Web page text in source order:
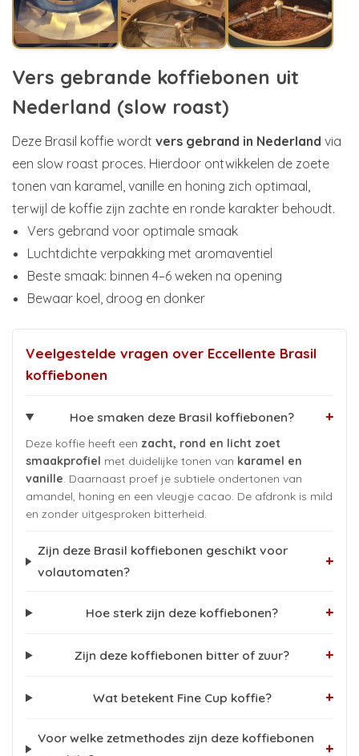
Vers gebrande koffiebonen uit
Nederland (slow roast)
Deze Brasil koffie wordt vers gebrand in Nederland via
een slow roast proces. Hierdoor ontwikkelen de zoete
tonen van karamel, vanille en honing zich optimaal,
terwijl de koffie zijn zachte en ronde karakter behoudt.
Vers gebrand voor optimale smaak
Luchtdichte verpakking met aromaventiel
Beste smaak: binnen 4–6 weken na opening
Bewaar koel, droog en donker
Veelgestelde vragen over Eccellente Brasil
koffiebonen
Hoe smaken deze Brasil koffiebonen? +
Deze koffie heeft een zacht, rond en licht zoet
smaakprofiel met duidelijke tonen van karamel en
vanille. Daarnaast proef je subtiele ondertonen van
amandel, honing en een vleugje cacao. De afdronk is mild
en zonder uitgesproken bitterheid.
Zijn deze Brasil koffiebonen geschikt voor
volautomaten?
+
Hoe sterk zijn deze koffiebonen? +
Zijn deze koffiebonen bitter of zuur? +
Wat betekent Fine Cup koffie? +
Voor welke zetmethodes zijn deze koffiebonen
+